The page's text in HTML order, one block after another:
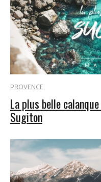
PROVENCE
La plus belle
Sugiton